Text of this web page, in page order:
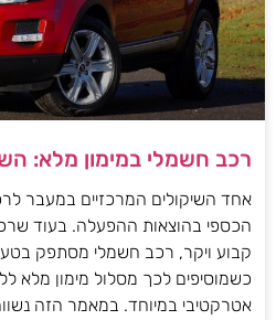
רכב חשמלי במימון מלא:
אחד השיקולים המרכזיים במעבר
הכספי בהוצאות ההפעלה. בעוד
קבוע ויקר, רכב חשמלי מסתפק
כשמוסיפים לכך מסלול מימון מלא
אטרקטיבי במיוחד. במאמר הזה